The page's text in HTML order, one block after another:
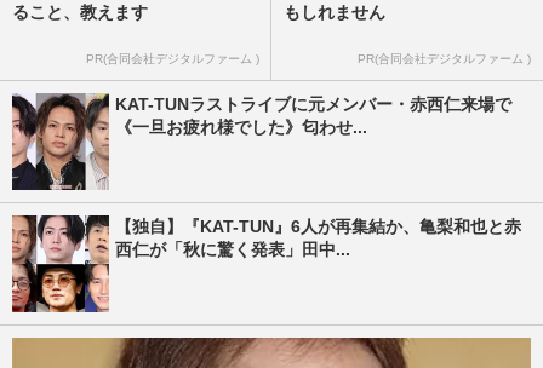
ること、教えます
PR(合同会社デジタルファーム )
もしれません
PR(合同会社デジタルファーム )
KAT-TUNラストライブに元メンバー・赤西仁来場で
《一旦お疲れ様でした》匂わせ...
【独自】『KAT-TUN』6人が再集結か、亀梨和也と赤
西仁が「秋に驚く発表」田中...